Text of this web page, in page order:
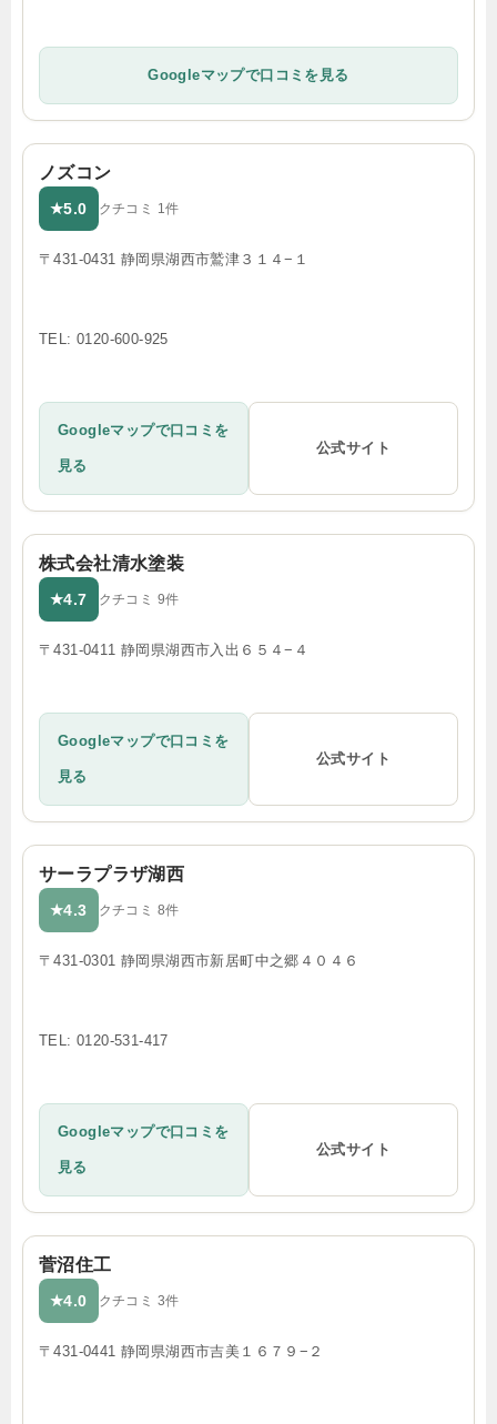
Googleマップで口コミを見る
ノズコン
★5.0 クチコミ 1件
〒431-0431 静岡県湖西市鷲津３１４−１
TEL: 0120-600-925
Googleマップで口コミを
見る
公式サイト
株式会社清水塗装
★4.7 クチコミ 9件
〒431-0411 静岡県湖西市入出６５４−４
Googleマップで口コミを
見る
公式サイト
サーラプラザ湖西
★4.3 クチコミ 8件
〒431-0301 静岡県湖西市新居町中之郷４０４６
TEL: 0120-531-417
Googleマップで口コミを
見る
公式サイト
菅沼住工
★4.0 クチコミ 3件
〒431-0441 静岡県湖西市吉美１６７９−２